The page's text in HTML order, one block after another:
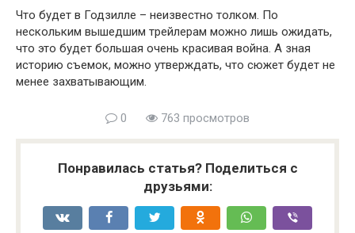
Что будет в Годзилле – неизвестно толком. По
нескольким вышедшим трейлерам можно лишь ожидать,
что это будет большая очень красивая война. А зная
историю съемок, можно утверждать, что сюжет будет не
менее захватывающим.
0 763 просмотров
Понравилась статья? Поделиться с
друзьями: